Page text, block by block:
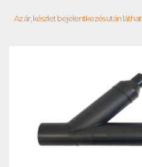
Az ár, készlet bejelentkezés után